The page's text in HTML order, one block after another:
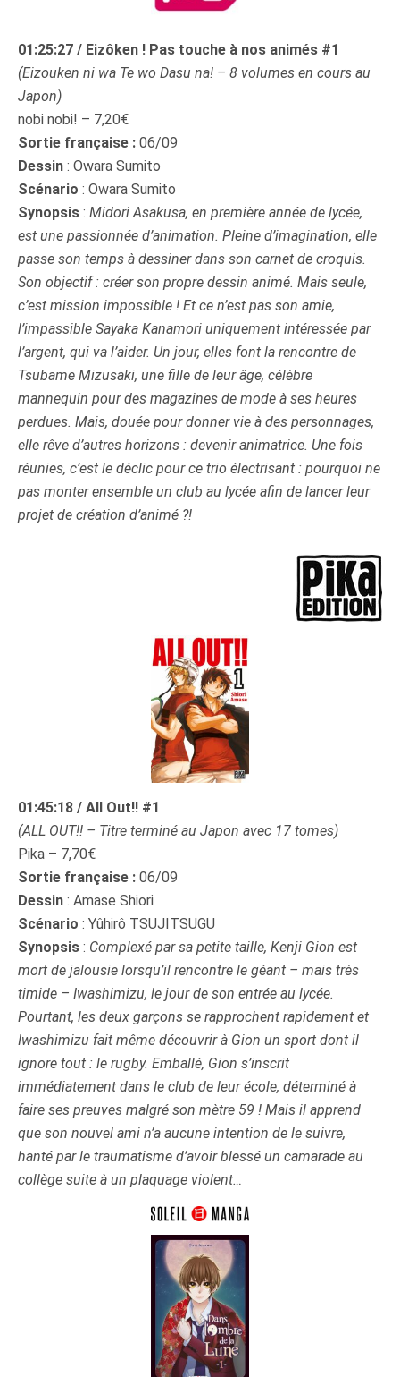
01:25:27 / Eizôken ! Pas touche à nos animés #1
(Eizouken ni wa Te wo Dasu na! – 8 volumes en cours au
Japon)
nobi nobi! – 7,20€
Sortie française : 06/09
Dessin : Owara Sumito
Scénario : Owara Sumito
Synopsis : Midori Asakusa, en première année de lycée,
est une passionnée d’animation. Pleine d’imagination, elle
passe son temps à dessiner dans son carnet de croquis.
Son objectif : créer son propre dessin animé. Mais seule,
c’est mission impossible ! Et ce n’est pas son amie,
l’impassible Sayaka Kanamori uniquement intéressée par
l’argent, qui va l’aider. Un jour, elles font la rencontre de
Tsubame Mizusaki, une fille de leur âge, célèbre
mannequin pour des magazines de mode à ses heures
perdues. Mais, douée pour donner vie à des personnages,
elle rêve d’autres horizons : devenir animatrice. Une fois
réunies, c’est le déclic pour ce trio électrisant : pourquoi ne
pas monter ensemble un club au lycée afin de lancer leur
projet de création d’animé ?!
01:45:18 / All Out!! #1
(ALL OUT!! – Titre terminé au Japon avec 17 tomes)
Pika – 7,70€
Sortie française : 06/09
Dessin : Amase Shiori
Scénario : Yûhirô TSUJITSUGU
Synopsis : Complexé par sa petite taille, Kenji Gion est
mort de jalousie lorsqu’il rencontre le géant – mais très
timide – Iwashimizu, le jour de son entrée au lycée.
Pourtant, les deux garçons se rapprochent rapidement et
Iwashimizu fait même découvrir à Gion un sport dont il
ignore tout : le rugby. Emballé, Gion s’inscrit
immédiatement dans le club de leur école, déterminé à
faire ses preuves malgré son mètre 59 ! Mais il apprend
que son nouvel ami n’a aucune intention de le suivre,
hanté par le traumatisme d’avoir blessé un camarade au
collège suite à un plaquage violent…